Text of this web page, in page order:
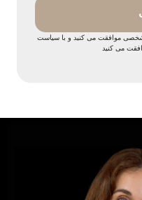
شخصی موافقت می کنید و با سیاست
می کنید